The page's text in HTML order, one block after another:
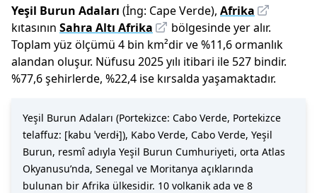
Yeşil Burun Adaları (İng: Cape Verde), Afrika
kıtasının Sahra Altı Afrika
bölgesinde yer alır.
Toplam yüz ölçümü 4 bin km²dirve%11,6ormanlık
alandan oluşur. Nüfusu 2025yılı itibari ile 527 bindir.
%77,6şehirlerde, %22,4 ise kırsalda yaşamaktadır.
Yeşil Burun Adaları (Portekizce: Cabo Verde, Portekizce
telaffuz: [kabu ˈveɾdɨ]), Kabo Verde, Cabo Verde, Yeşil
Burun, resmî adıyla Yeşil Burun Cumhuriyeti, orta Atlas
Okyanusu’nda, Senegal ve Moritanya açıklarında
bulunan bir Afrika ülkesidir. 10 volkanik ada ve 8